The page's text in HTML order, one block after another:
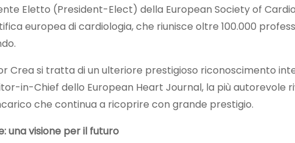
Eletto (President-Elect) della European Society of
europea di cardiologia, che riunisce oltre 100.000
Crea si tratta di un ulteriore prestigioso riconoscimento
in-Chief dello European Heart Journal, la più autorevole
che continua a ricoprire con grande prestigio.
una visione per il futuro